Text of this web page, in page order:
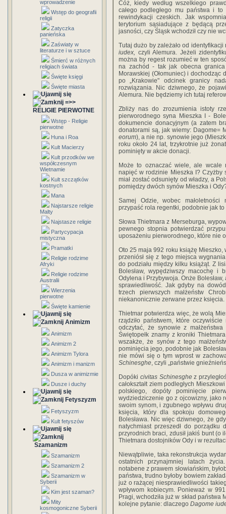
wprowadzenie
Wstęp do geografii
religii
Zatyczka
panieńska
Zaświaty w
literaturze i w sztuce
Śmierć w różnych
religiach świata
Święte księgi
Święte miasta
=>>
RELIGIE PIERWOTNE
Wstęp - Religie
pierwotne
Huna i Roa
Kult Macierzy
Kult przodków we
współczesnym
Wietnamie
Kult szczątków
kostnych
Mana
Najstarsze religie
Malty
Najstasze religie
Partycypacja
mistyczna
Pramatki
Religie rodzime
Afryki
Religie rodzime
Australii
Wierzenia
pierwotne
Święte kamienie
Animizm
Animizm
Animizm 2
Animizm Tylora
Animizm i manizm
Dusza w animizmie
Dusze i duchy
Fetyszyzm
Fetyszyzm
Kult fetyszów
Szamanizm
Szamanizm
Szamanizm 2
Szamanizm w
Syberii
Kim jest szaman?
Mity
kosmogoniczne Syberii
Cóż, kiedy według wszelkiego
całego podległego mu państwa i
rewindykacji czeskich. Jak
terytorium sąsiadujące z będącą
jasności, czy Śląsk wchodził czy nie
Tutaj dużo by zależało od
iudex, czyli Alemura. Jeżeli
można by regest rozumieć w ten
na zachód - tak jak obecna
Morawskiej (Ołomuniec) i dochodząc
po „Krakowie" odcinek granicy
rozwiązania. Nic dziwnego, że
Alemura. Nie będziemy ich tutaj
Zbliży nas do zrozumienia istoty
pierworodnego syna Mieszka I -
dokumencie donacyjnym (a zatem
donatorami są, jak wiemy: Dagome=
eorum), a nie np. synowie jego
roku około 24 lat, trzykrotnie już
pominięty w akcie donacji.
Może to oznaczać wiele, ale wcale
napięć w rodzinie Mieszka I? Czyżby
miał zostać odsunięty od władzy, a
pomiędzy dwóch synów Mieszka i
Samej Odzie, wobec małoletności
przypaść rola regentki, podobnie jak to
Słowa Thietmara z Merseburga,
pewnego stopnia potwierdzać
uposażeniu pierworodnego, które nie
Oto 25 maja 992 roku książę Mieszko,
przeniósł się z tego miejsca
do podziału między kilku książąt. Z
Bolesław, wypędziwszy macochę i
Odylena i Przybywoja. Onże
sprawiedliwość. Jak gdyby na
trzech pierwszych małżeństw
niekanonicznie zerwane przez księcia.
Thietmar potwierdza więc, że wolą
rządziło państwem, które
odczytać, że synowie z
Świętopełk znamy z kroniki
wszakże, że synów z tego
pominięcia jego, podobnie jak
nie mówi się o tym wprost w
Schinesghe, czyli „państwie
Dopóki civitas Schinesghez
całokształt ziem podległych
polskiego, dopóty pominięcie
wydziedziczenie go z ojcowizny, jako
swoim synom, i zgubnego wpływu
księcia, który dla spokoju
Bolesława. Nic więc dziwnego, że
natychmiast przeszedł do
przyrodnich braci, zdusił jakiś bunt (o
Thietmara dostojników Ody i w
Niewątpliwie, taka rekonstrukcja
ostatnich przynajmniej latach
notabene z prawem słowiańskim,
państwa, trudno byłoby bowiem
już o rażącej niesprawiedliwości
wpływom kobiecym. Ponieważ w
Pragi, wchodziła już w skład
kolejne pytanie: dlaczego Dagome